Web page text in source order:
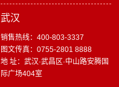
武汉
销售热线：400-803-3337
图文传真：0755-2801 8888
地 址：武汉·武昌区·中山路安腾国
际广场404室